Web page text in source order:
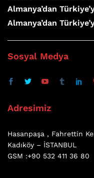
Almanya’dan
Almanya’dan
Sosyal Medya
Adresimiz
Hasanpaşa , Fahrettin
Kadıköy – İSTANBUL
GSM :+90 532 411 36 80